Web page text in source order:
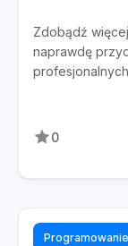
Zdobądź
naprawdę
0
Programowanie